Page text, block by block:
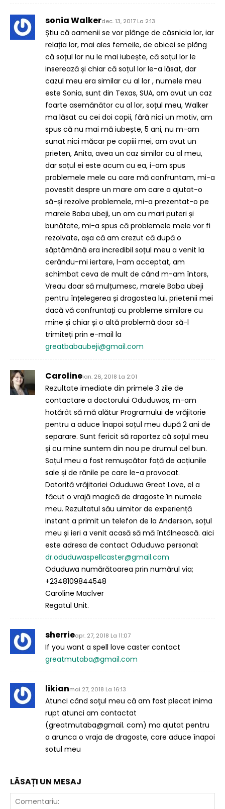
sonia Walkerdec. 13, 2017 La 2:13
Știu că oamenii se vor plânge de căsnicia lor, iar
relația lor, mai ales femeile, de obicei se plâng
că soțul lor nu le mai iubește, că soțul lor le
inserează și chiar că soțul lor le-a lăsat, dar
cazul meu era similar cu al lor , numele meu
este Sonia, sunt din Texas, SUA, am avut un caz
foarte asemănător cu al lor, soțul meu, Walker
ma lăsat cu cei doi copii, fără nici un motiv, am
spus că nu mai mă iubește, 5 ani, nu m-am
sunat nici măcar pe copiii mei, am avut un
prieten, Anita, avea un caz similar cu al meu,
dar soțul ei este acum cu ea, i-am spus
problemele mele cu care mă confruntam, mi-a
povestit despre un mare om care a ajutat-o ​​
să-și rezolve problemele, mi-a prezentat-o ​​pe
marele Baba ubeji, un om cu mari puteri și
bunătate, mi-a spus că problemele mele vor fi
rezolvate, așa că am crezut că după o
săptămână era incredibil soțul meu a venit la
cerându-mi iertare, l-am acceptat, am
schimbat ceva de mult de când m-am întors,
Vreau doar să mulțumesc, marele Baba ubeji
pentru înțelegerea și dragostea lui, prietenii mei
dacă vă confruntați cu probleme similare cu
mine și chiar și o altă problemă doar să-l
trimiteți prin e-mail la
greatbabaubeji@gmail.com
Carolineian. 26, 2018 La 2:01
Rezultate imediate din primele 3 zile de
contactare a doctorului Oduduwas, m-am
hotărât să mă alătur Programului de vrăjitorie
pentru a aduce înapoi soțul meu după 2 ani de
separare. Sunt fericit să raportez că soțul meu
și cu mine suntem din nou pe drumul cel bun.
Soțul meu a fost remușcător față de acțiunile
sale și de rănile pe care le-a provocat.
Datorită vrăjitoriei Oduduwa Great Love, el a
făcut o vrajă magică de dragoste în numele
meu. Rezultatul său uimitor de experiență
instant a primit un telefon de la Anderson, soțul
meu și ieri a venit acasă să mă întâlnească. aici
este adresa de contact Oduduwa personal:
dr.oduduwaspellcaster@gmail.com
Oduduwa numărătoarea prin numărul via;
+2348109844548
Caroline Maclver
Regatul Unit.
sherrieapr. 27, 2018 La 11:07
If you want a spell love caster contact
greatmutaba@gmail.com
likianmai 27, 2018 La 16:13
Atunci când soţul meu că am fost plecat inima
rupt atunci am contactat
(greatmutaba@gmail. com) ma ajutat pentru
a arunca o vraja de dragoste, care aduce înapoi
sotul meu
LĂSAȚI UN MESAJ